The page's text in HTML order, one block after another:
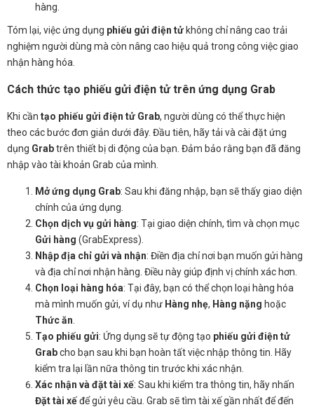
hàng.
Tóm lại, việc ứng dụng phiếu gửi điện tử không chỉ nâng cao trải
nghiệm người dùng mà còn nâng cao hiệu quả trong công việc giao
nhận hàng hóa.
Cách thức tạo phiếu gửi điện tử trên ứng dụng Grab
Khi cần tạo phiếu gửi điện tử Grab, người dùng có thể thực hiện
theo các bước đơn giản dưới đây. Đầu tiên, hãy tải và cài đặt ứng
dụng Grabtrên thiết bị di động của bạn. Đảm bảo rằng bạn đã đăng
nhập vào tài khoản Grab của mình.
Mở ứng dụng Grab: Sau khi đăng nhập, bạn sẽ thấy giao diện
chính của ứng dụng.
Chọn dịch vụ gửi hàng: Tại giao diện chính, tìm và chọn mục
Gửi hàng (GrabExpress).
Nhập địa chỉ gửi và nhận: Điền địa chỉ nơi bạn muốn gửi hàng
và địa chỉ nơi nhận hàng. Điều này giúp định vị chính xác hơn.
Chọn loại hàng hóa: Tại đây, bạn có thể chọn loại hàng hóa
mà mình muốn gửi, ví dụ như Hàng nhẹ, Hàng nặng hoặc
Thức ăn
Tạo phiếu gửi: Ứng dụng sẽ tự động tạo phiếu gửi điện tử
Grabcho bạn sau khi bạn hoàn tất việc nhập thông tin. Hãy
kiểm tra lại lần nữa thông tin trước khi xác nhận.
Xác nhận và đặt tài xế: Sau khi kiểm tra thông tin, hãy nhấn
Đặt tài xếđể gửi yêu cầu. Grab sẽ tìm tài xế gần nhất để đến